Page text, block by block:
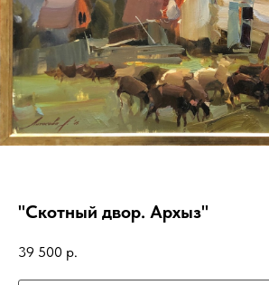
"Скотный двор. Архыз"
39 500 р.